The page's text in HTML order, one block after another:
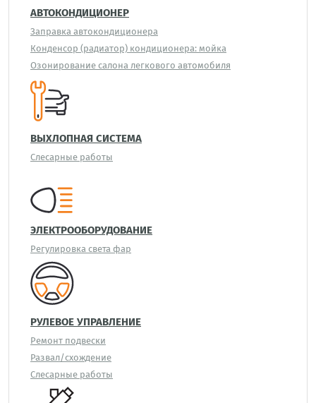
АВТОКОНДИЦИОНЕР
Заправка автокондиционера
Конденсор (радиатор) кондиционера: мойка
Озонирование салона легкового автомобиля
ВЫХЛОПНАЯ СИСТЕМА
Слесарные работы
ЭЛЕКТРООБОРУДОВАНИЕ
Регулировка света фар
РУЛЕВОЕ УПРАВЛЕНИЕ
Ремонт подвески
Развал/схождение
Слесарные работы